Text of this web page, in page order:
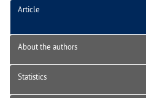
Article
About the authors
Statistics